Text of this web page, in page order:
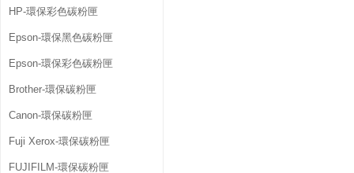
HP-環保彩色碳粉匣
Epson-環保黑色碳粉匣
Epson-環保彩色碳粉匣
Brother-環保碳粉匣
Canon-環保碳粉匣
Fuji Xerox-環保碳粉匣
FUJIFILM-環保碳粉匣